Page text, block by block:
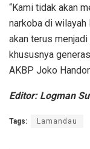
“Kami tidak akan
narkoba di wilayah
akan terus
khususnya
AKBP Joko
Editor: Logman
Tags: Lamandau